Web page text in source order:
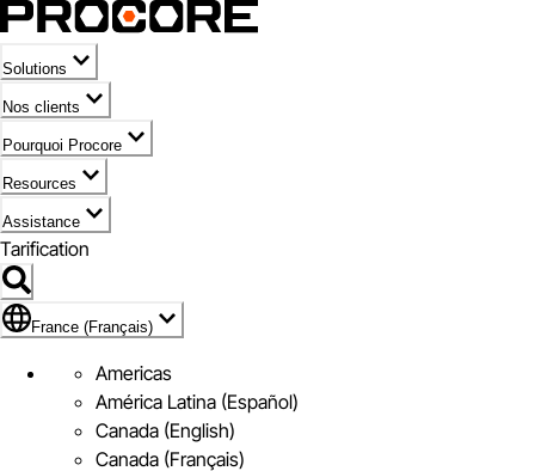
Solutions
Nos clients
Pourquoi Procore
Resources
Assistance
Tarification
Pavillon de France (Français)
France (Français)
Americas
América Latina (Español)
Canada (English)
Canada (Français)